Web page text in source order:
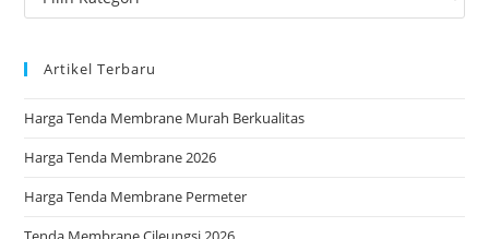
Artikel Terbaru
Harga Tenda Membrane Murah Berkualitas
Harga Tenda Membrane 2026
Harga Tenda Membrane Permeter